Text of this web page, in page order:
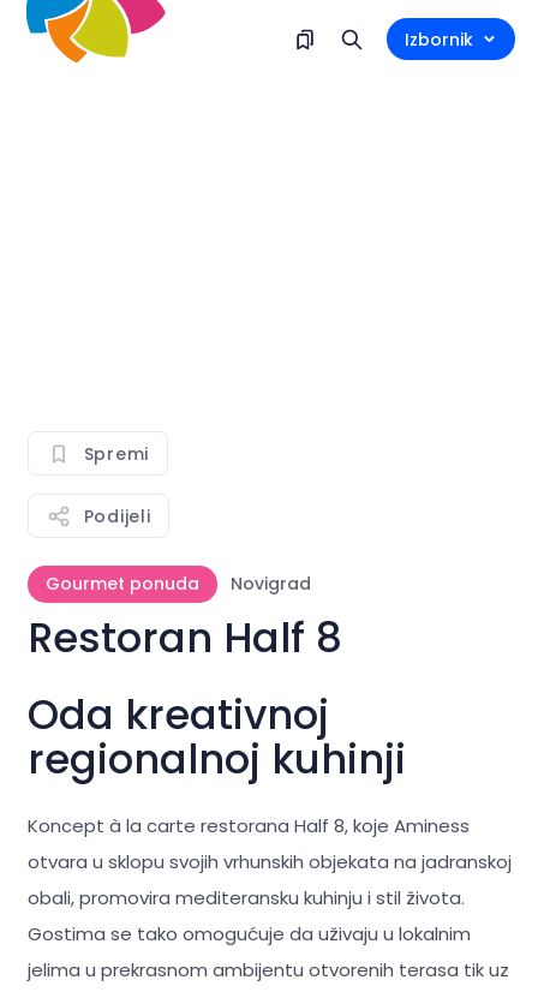
Izbornik
Spremi
Podijeli
Gourmet ponuda Novigrad
Restoran Half 8
Oda kreativnoj
regionalnoj kuhinji
Koncept à la carte restorana Half 8, koje Aminess
otvara u sklopu svojih vrhunskih objekata na jadranskoj
obali, promovira mediteransku kuhinju i stil života.
Gostima se tako omogućuje da uživaju u lokalnim
jelima u prekrasnom ambijentu otvorenih terasa tik uz